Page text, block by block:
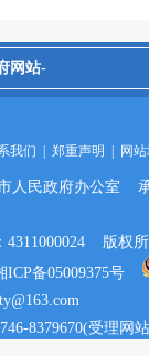
网站-
我们 郑重声明 网
人民政府办公室
4311000024 版权
备05009375号
8379670(受理网